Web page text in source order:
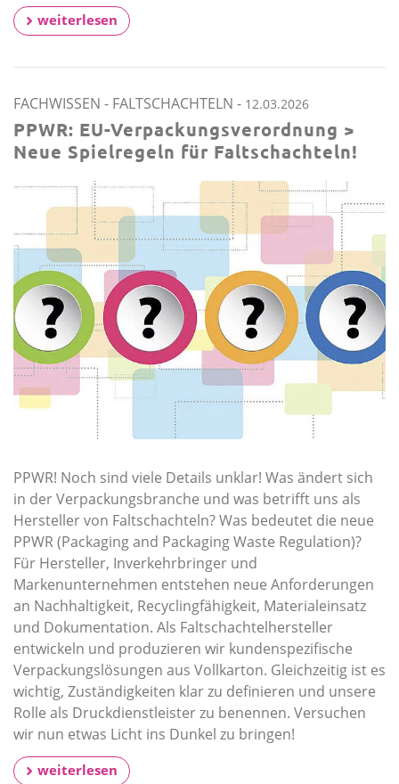
weiterlesen
FACHWISSEN - FALTSCHACHTELN - 12.03.2026
PPWR: EU-Verpackungsverordnung >
Neue Spielregeln für Faltschachteln!
PPWR! Noch sind viele Details unklar! Was ändert sich
in der Verpackungsbranche und was betrifft uns als
Hersteller von Faltschachteln? Was bedeutet die neue
PPWR (Packaging and Packaging Waste Regulation)?
Für Hersteller, Inverkehrbringer und
Markenunternehmen entstehen neue Anforderungen
an Nachhaltigkeit, Recyclingfähigkeit, Materialeinsatz
und Dokumentation. Als Faltschachtelhersteller
entwickeln und produzieren wir kundenspezifische
Verpackungslösungen aus Vollkarton. Gleichzeitig ist es
wichtig, Zuständigkeiten klar zu definieren und unsere
Rolle als Druckdienstleister zu benennen. Versuchen
wir nun etwas Licht ins Dunkel zu bringen!
weiterlesen